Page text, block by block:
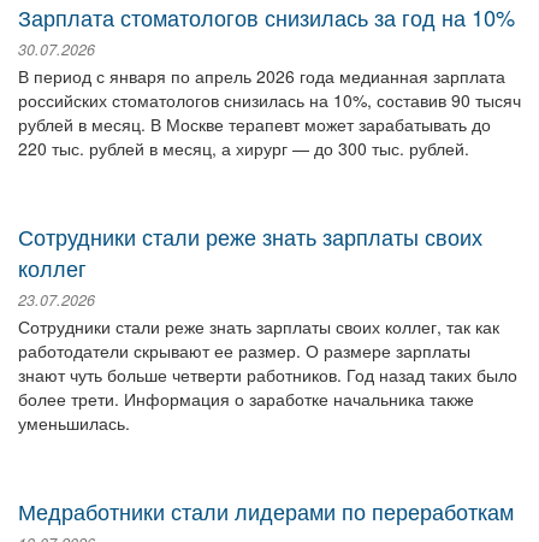
Зарплата стоматологов снизилась за год на 10%
30.07.2026
В период с января по апрель 2026 года медианная зарплата
российских стоматологов снизилась на 10%, составив 90 тысяч
рублей в месяц. В Москве терапевт может зарабатывать до
220 тыс. рублей в месяц, а хирург — до 300 тыс. рублей.
Сотрудники стали реже знать зарплаты своих
коллег
23.07.2026
Сотрудники стали реже знать зарплаты своих коллег, так как
работодатели скрывают ее размер. О размере зарплаты
знают чуть больше четверти работников. Год назад таких было
более трети. Информация о заработке начальника также
уменьшилась.
Медработники стали лидерами по переработкам